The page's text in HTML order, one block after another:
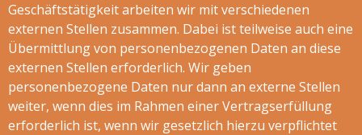
Geschäftstätigkeit arbeiten wir mit verschiedenen
externen Stellen zusammen. Dabei ist teilweise auch eine
Übermittlung von personenbezogenen Daten an diese
externen Stellen erforderlich. Wir geben
personenbezogene Daten nur dann an externe Stellen
weiter, wenn dies im Rahmen einer Vertragserfüllung
erforderlich ist, wenn wir gesetzlich hierzu verpflichtet